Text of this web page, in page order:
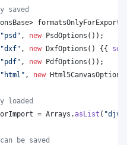
saved
> formatsOnlyForExport
"psd" , new PsdOptions ());
"dxf" , new DxfOptions () {{
"pdf" , new PdfOptions ());
"html" , new Html5CanvasOptions
loaded
= Arrays .asList (
be saved